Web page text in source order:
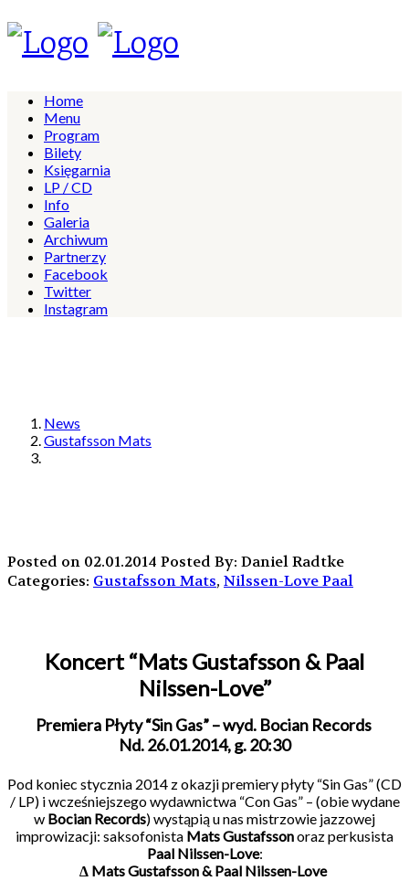
Home
Menu
Program
Bilety
Księgarnia
LP / CD
Info
Galeria
Archiwum
Partnerzy
Facebook
Twitter
Instagram
News
Gustafsson Mats
Posted on 02.01.2014 Posted By: Daniel Radtke
Categories: Gustafsson Mats, Nilssen-Love Paal
Koncert “Mats Gustafsson & Paal
Nilssen-Love”
Premiera Płyty “Sin Gas” – wyd. Bocian Records
Nd. 26.01.2014, g. 20:30
Pod koniec stycznia 2014 z okazji premiery płyty “Sin Gas” (CD
/ LP) i wcześniejszego wydawnictwa “Con Gas” – (obie wydane
w Bocian Records) wystąpią u nas mistrzowie jazzowej
improwizacji: saksofonista Mats Gustafssonoraz perkusista
Paal Nilssen-Love:
∆ Mats Gustafsson & Paal Nilssen-Love